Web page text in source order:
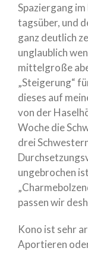
Spaziergang
tagsüber, und
ganz deutlich
unglaublich
mittelgroße
„Steigerung“
dieses auf
von der
Woche die
drei
ungebrochen
passen wir
Kono ist sehr
Aportieren